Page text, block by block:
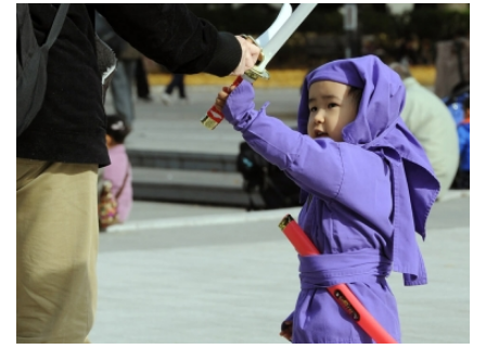
ค้นหา
LINE EMAIL